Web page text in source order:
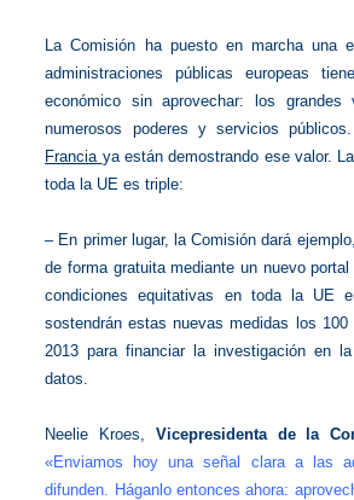
La Comisión ha puesto en marcha una
administraciones públicas europeas
económico sin aprovechar: los
numerosos poderes y servicios
Francia ya están demostrando ese valor.
toda la UE es triple:
– En primer lugar, la Comisión dará
de forma gratuita mediante un nuevo
condiciones equitativas en toda la UE
sostendrán estas nuevas medidas los
2013 para financiar la investigación en
datos.
Neelie Kroes, Vicepresidenta de la
«Enviamos hoy una señal clara a las
difunden. Háganlo entonces ahora: